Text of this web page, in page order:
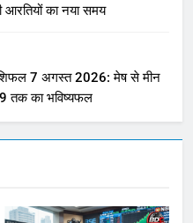
आरतियों का नया समय
7 अगस्त 2026: मेष से मीन
तक का भविष्यफल